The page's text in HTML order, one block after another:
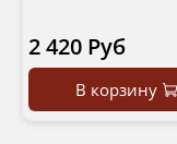
2 420 Руб
В корзину